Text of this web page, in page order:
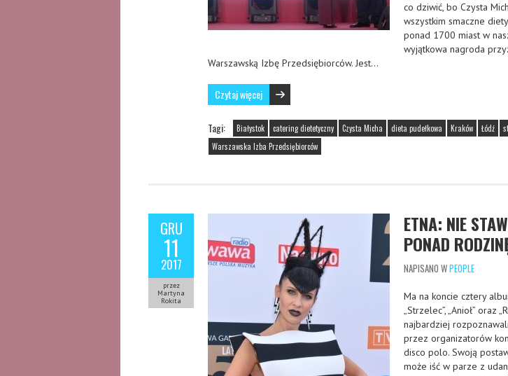
co dziwić, bo Czysta
wszystkim smaczne
ponad 1700 miast w
wyjątkowa nagroda
Warszawską Izbę Przedsiębiorców. Jest…
Czytaj więcej
Tagi: Białystok catering dietetyczny Czysta Micha dieta pudełkowa Kraków Łódź
Warszawska Izba Przedsiębiorców
GRU
11
2017
przez
Martyna
Rokita
ETNA: NIE
PONAD
NAPISANO WPEOPLE
Ma na koncie cztery
„Strzelec”, „Anioł” oraz
najbardziej
przez organizatorów
disco polo. Swoją
może iść w parze z